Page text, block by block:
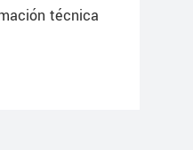
técnica